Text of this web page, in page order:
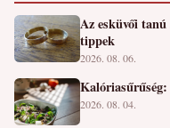
Az esküvői
tippek
2026. 08. 06.
2026. 08. 04.